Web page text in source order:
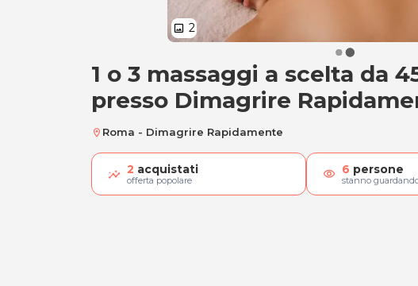
image 2
1 o 3 massaggi a
1 o 3 massaggi a scelta da
presso Dimagrire
location_on Roma - Dimagrire Rapidamente
2 acquistati
offerta popolare visibility 6 persone
stanno